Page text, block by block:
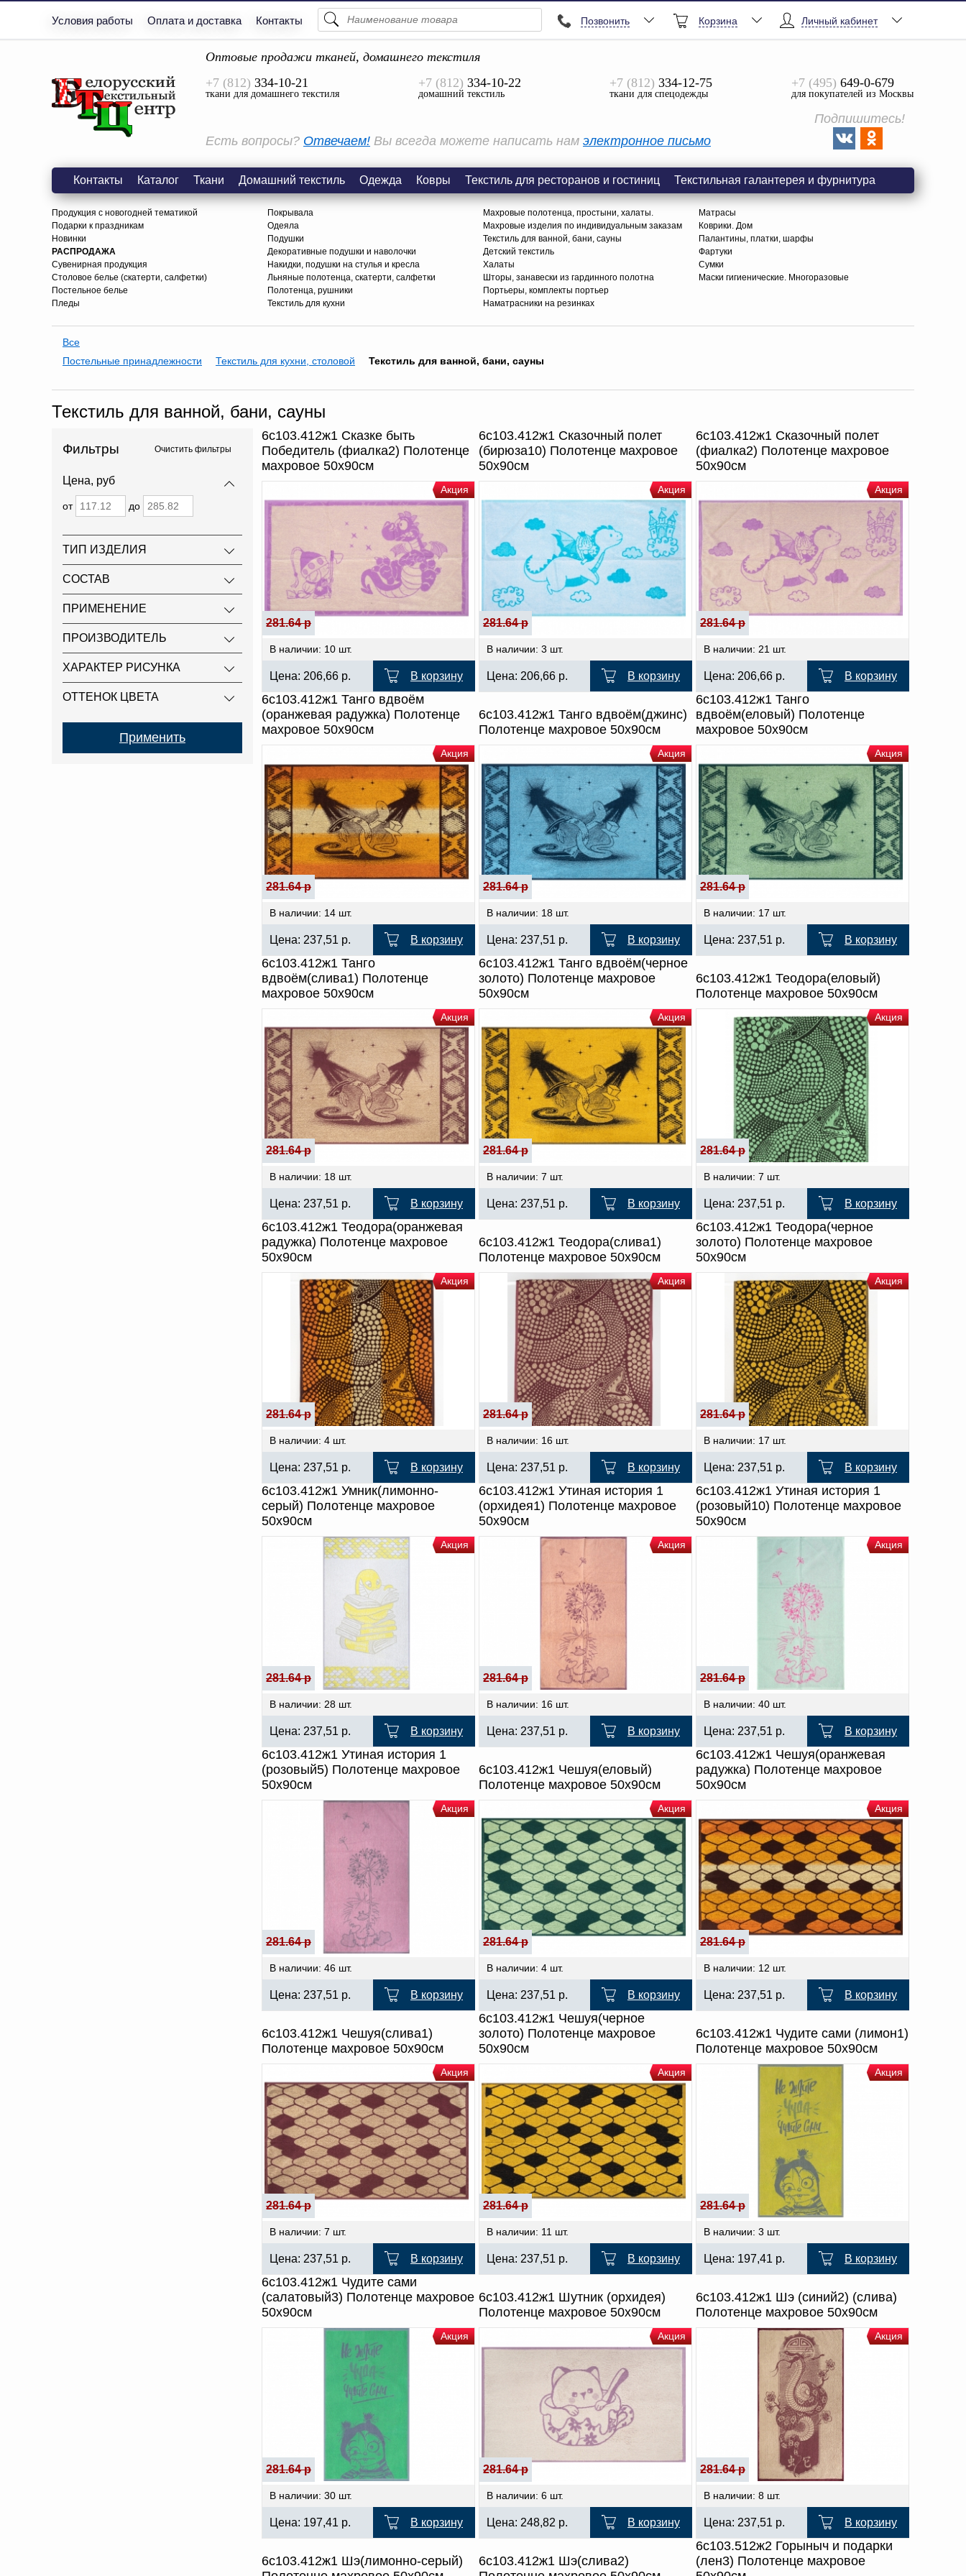
Условия работы Оплата и доставка Контакты
Просмотреть Все
Личный кабинет
Корзина
Позвонить
Оптовые продажи тканей, домашнего текстиля
+7 (812) 334-10-21
ткани для домашнего текстиля
+7 (812) 334-10-22
домашний текстиль
+7 (812) 334-12-75
ткани для спецодежды
+7 (495) 649-0-679
для покупателей из Москвы
Есть вопросы? Отвечаем! Вы всегда можете написать нам электронное письмо
Подпишитесь!
Контакты Каталог Ткани Домашний текстиль Одежда Ковры Текстиль для ресторанов и гостиниц Текстильная галантерея и фурнитура
Продукция с новогодней тематикой
Подарки к праздникам
Новинки
РАСПРОДАЖА
Сувенирная продукция
Столовое белье (скатерти, салфетки)
Постельное белье
Пледы
Покрывала
Одеяла
Подушки
Декоративные подушки и наволочки
Накидки, подушки на стулья и кресла
Льняные полотенца, скатерти, салфетки
Полотенца, рушники
Текстиль для кухни
Махровые полотенца, простыни, халаты.
Махровые изделия по индивидуальным заказам
Текстиль для ванной, бани, сауны
Детский текстиль
Халаты
Шторы, занавески из гардинного полотна
Портьеры, комплекты портьер
Наматрасники на резинках
Матрасы
Коврики. Дом
Палантины, платки, шарфы
Фартуки
Сумки
Маски гигиенические. Многоразовые
Все
Постельные принадлежности
Текстиль для кухни, столовой Текстиль для ванной, бани, сауны
Текстиль для ванной, бани, сауны
Фильтры Очистить фильтры
Цена, руб
от до
ТИП ИЗДЕЛИЯ
СОСТАВ
ПРИМЕНЕНИЕ
ПРОИЗВОДИТЕЛЬ
ХАРАКТЕР РИСУНКА
ОТТЕНОК ЦВЕТА
6с103.412ж1 Сказке быть
Победитель (фиалка2) Полотенце
махровое 50х90см
Акция
281.64 р
В наличии: 10 шт.
Цена: 206,66 р. В корзину
6с103.412ж1 Сказочный полет
(бирюза10) Полотенце махровое
50х90см
Акция
281.64 р
В наличии: 3 шт.
Цена: 206,66 р. В корзину
6с103.412ж1 Сказочный полет
(фиалка2) Полотенце махровое
50х90см
Акция
281.64 р
В наличии: 21 шт.
Цена: 206,66 р. В корзину
6с103.412ж1 Танго вдвоём
(оранжевая радужка) Полотенце
махровое 50х90см
Акция
281.64 р
В наличии: 14 шт.
Цена: 237,51 р. В корзину
6с103.412ж1 Танго вдвоём(джинс)
Полотенце махровое 50х90см
Акция
281.64 р
В наличии: 18 шт.
Цена: 237,51 р. В корзину
6с103.412ж1 Танго
вдвоём(еловый) Полотенце
махровое 50х90см
Акция
281.64 р
В наличии: 17 шт.
Цена: 237,51 р. В корзину
6с103.412ж1 Танго
вдвоём(слива1) Полотенце
махровое 50х90см
Акция
281.64 р
В наличии: 18 шт.
Цена: 237,51 р. В корзину
6с103.412ж1 Танго вдвоём(черное
золото) Полотенце махровое
50х90см
Акция
281.64 р
В наличии: 7 шт.
Цена: 237,51 р. В корзину
6с103.412ж1 Теодора(еловый)
Полотенце махровое 50х90см
Акция
281.64 р
В наличии: 7 шт.
Цена: 237,51 р. В корзину
6с103.412ж1 Теодора(оранжевая
радужка) Полотенце махровое
50х90см
Акция
281.64 р
В наличии: 4 шт.
Цена: 237,51 р. В корзину
6с103.412ж1 Теодора(слива1)
Полотенце махровое 50х90см
Акция
281.64 р
В наличии: 16 шт.
Цена: 237,51 р. В корзину
6с103.412ж1 Теодора(черное
золото) Полотенце махровое
50х90см
Акция
281.64 р
В наличии: 17 шт.
Цена: 237,51 р. В корзину
6с103.412ж1 Умник(лимонно-
серый) Полотенце махровое
50х90см
Акция
281.64 р
В наличии: 28 шт.
Цена: 237,51 р. В корзину
6с103.412ж1 Утиная история 1
(орхидея1) Полотенце махровое
50х90см
Акция
281.64 р
В наличии: 16 шт.
Цена: 237,51 р. В корзину
6с103.412ж1 Утиная история 1
(розовый10) Полотенце махровое
50х90см
Акция
281.64 р
В наличии: 40 шт.
Цена: 237,51 р. В корзину
6с103.412ж1 Утиная история 1
(розовый5) Полотенце махровое
50х90см
Акция
281.64 р
В наличии: 46 шт.
Цена: 237,51 р. В корзину
6с103.412ж1 Чешуя(еловый)
Полотенце махровое 50х90см
Акция
281.64 р
В наличии: 4 шт.
Цена: 237,51 р. В корзину
6с103.412ж1 Чешуя(оранжевая
радужка) Полотенце махровое
50х90см
Акция
281.64 р
В наличии: 12 шт.
Цена: 237,51 р. В корзину
6с103.412ж1 Чешуя(слива1)
Полотенце махровое 50х90см
Акция
281.64 р
В наличии: 7 шт.
Цена: 237,51 р. В корзину
6с103.412ж1 Чешуя(черное
золото) Полотенце махровое
50х90см
Акция
281.64 р
В наличии: 11 шт.
Цена: 237,51 р. В корзину
6с103.412ж1 Чудите сами (лимон1)
Полотенце махровое 50х90см
Акция
281.64 р
В наличии: 3 шт.
Цена: 197,41 р. В корзину
6с103.412ж1 Чудите сами
(салатовый3) Полотенце махровое
50х90см
Акция
281.64 р
В наличии: 30 шт.
Цена: 197,41 р. В корзину
6с103.412ж1 Шутник (орхидея)
Полотенце махровое 50х90см
Акция
281.64 р
В наличии: 6 шт.
Цена: 248,82 р. В корзину
6с103.412ж1 Шэ (синий2) (слива)
Полотенце махровое 50х90см
Акция
281.64 р
В наличии: 8 шт.
Цена: 237,51 р. В корзину
6с103.412ж1 Шэ(лимонно-серый)
6с103.412ж1 Шэ(слива2)
6с103.512ж2 Горыныч и подарки
(лен3) Полотенце махровое